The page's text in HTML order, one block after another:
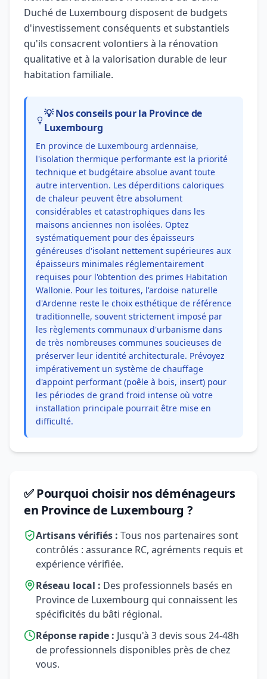
Duché de Luxembourg disposent de budgets
d'investissement conséquents et substantiels
qu'ils consacrent volontiers à la rénovation
qualitative et à la valorisation durable de leur
habitation familiale.
💡 Nos conseils pour la Province de
Luxembourg
En province de Luxembourg ardennaise,
l'isolation thermique performante est la priorité
technique et budgétaire absolue avant toute
autre intervention. Les déperditions caloriques
de chaleur peuvent être absolument
considérables et catastrophiques dans les
maisons anciennes non isolées. Optez
systématiquement pour des épaisseurs
généreuses d'isolant nettement supérieures aux
épaisseurs minimales réglementairement
requises pour l'obtention des primes Habitation
Wallonie. Pour les toitures, l'ardoise naturelle
d'Ardenne reste le choix esthétique de référence
traditionnelle, souvent strictement imposé par
les règlements communaux d'urbanisme dans
de très nombreuses communes soucieuses de
préserver leur identité architecturale. Prévoyez
impérativement un système de chauffage
d'appoint performant (poêle à bois, insert) pour
les périodes de grand froid intense où votre
installation principale pourrait être mise en
difficulté.
✅ Pourquoi choisir nos déménageurs
en Province de Luxembourg ?
Artisans vérifiés : Tous nos partenaires sont
contrôlés : assurance RC, agréments requis et
expérience vérifiée.
Réseau local : Des professionnels basés en
Province de Luxembourg qui connaissent les
spécificités du bâti régional.
Réponse rapide : Jusqu'à 3 devis sous 24-48h
de professionnels disponibles près de chez
vous.